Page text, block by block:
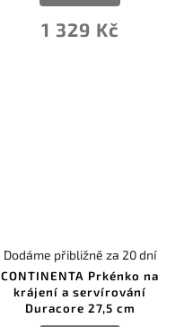
1 329 Kč
CONTINENTA Prkénko na
krájení a servírování
Duracore 27,5 cm
Dodáme přibližně za 20 dní